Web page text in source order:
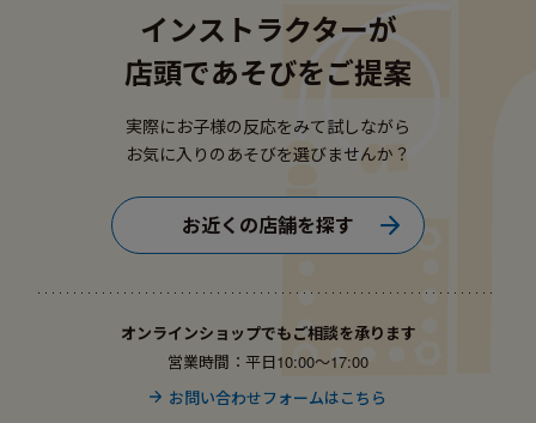
インストラクターが
店頭であそびをご提案
実際にお子様の反応をみて試しながら
お気に入りのあそびを選びませんか？
お近くの店舗を探す
オンラインショップでもご相談を承ります
営業時間：平日10:00〜17:00
お問い合わせフォームはこちら